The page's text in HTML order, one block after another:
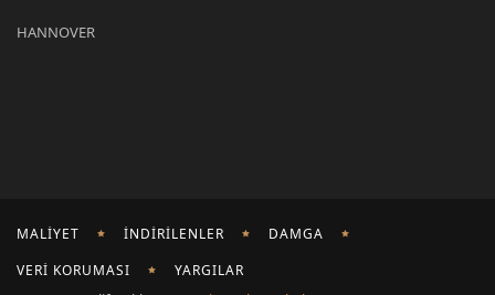
HANNOVER
MALIYET İNDIRILENLER
DAMGA
VERI KORUMASI
YARGILAR